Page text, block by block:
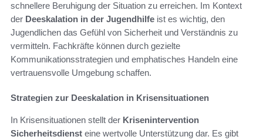
schnellere Beruhigung der Situation zu erreichen. Im Kontext
der Deeskalation in der Jugendhilfe ist es wichtig, den
Jugendlichen das Gefühl von Sicherheit und Verständnis zu
vermitteln. Fachkräfte können durch gezielte
Kommunikationsstrategien und emphatisches Handeln eine
vertrauensvolle Umgebung schaffen.
Strategien zur Deeskalation in Krisensituationen
In Krisensituationen stellt der Krisenintervention
Sicherheitsdienst eine wertvolle Unterstützung dar. Es gibt